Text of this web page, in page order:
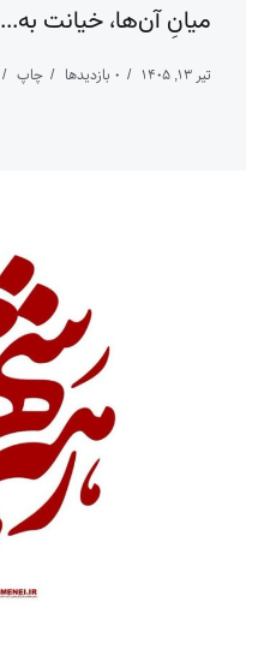
میانِ آن‌ها، خیانت به...
تیر ۱۳, ۱۴۰۵ ۰ بازدیدها چاپ